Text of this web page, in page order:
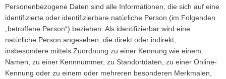
Personenbezogene Daten sind alle Informationen, die sich auf eine
identifizierte oder identifizierbare natürliche Person (im Folgenden
„betroffene Person“) beziehen. Als identifizierbar wird eine
natürliche Person angesehen, die direkt oder indirekt,
insbesondere mittels Zuordnung zu einer Kennung wie einem
Namen, zu einer Kennnummer, zu Standortdaten, zu einer Online-
Kennung oder zu einem oder mehreren besonderen Merkmalen,